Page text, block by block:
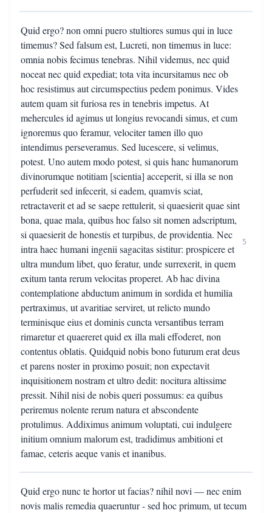
Quid ergo? non omni puero stultiores sumus qui in luce
timemus? Sed falsum est, Lucreti, non timemus in luce:
omnia nobis fecimus tenebras. Nihil videmus, nec quid
noceat nec quid expediat; tota vita incursitamus nec ob
hoc resistimus aut circumspectius pedem ponimus. Vides
autem quam sit furiosa res in tenebris impetus. At
mehercules id agimus ut longius revocandi simus, et cum
ignoremus quo feramur, velociter tamen illo quo
intendimus perseveramus. Sed lucescere, si velimus,
potest. Uno autem modo potest, si quis hanc humanorum
divinorumque notitiam [scientia] acceperit, si illa se non
perfuderit sed infecerit, si eadem, quamvis sciat,
retractaverit et ad se saepe rettulerit, si quaesierit quae sint
bona, quae mala, quibus hoc falso sit nomen adscriptum,
si quaesierit de honestis et turpibus, de providentia. Nec
intra haec humani ingenii sagacitas sistitur: prospicere et
ultra mundum libet, quo feratur, unde surrexerit, in quem
exitum tanta rerum velocitas properet. Ab hac divina
contemplatione abductum animum in sordida et humilia
pertraximus, ut avaritiae serviret, ut relicto mundo
terminisque eius et dominis cuncta versantibus terram
rimaretur et quaereret quid ex illa mali effoderet, non
contentus oblatis. Quidquid nobis bono futurum erat deus
et parens noster in proximo posuit; non expectavit
inquisitionem nostram et ultro dedit: nocitura altissime
pressit. Nihil nisi de nobis queri possumus: ea quibus
periremus nolente rerum natura et abscondente
protulimus. Addiximus animum voluptati, cui indulgere
initium omnium malorum est, tradidimus ambitioni et
famae, ceteris aeque vanis et inanibus.
5
Quid ergo nunc te hortor ut facias? nihil novi — nec enim
novis malis remedia quaeruntur - sed hoc primum, ut tecum